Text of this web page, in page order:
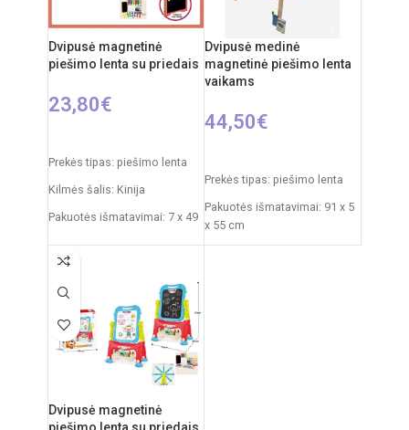
Dvipusė magnetinė
piešimo lenta su priedais
23,80€
Prekės tipas: piešimo lenta
Kilmės šalis: Kinija
Pakuotės išmatavimai: 7 x 49
Produkto išmatavimai: 33,5 x
Rekomenduojamas amžius:
nuo 3 metų
Dvipusė medinė
magnetinė piešimo lenta
vaikams
44,50€
Prekės tipas: piešimo lenta
Pakuotės išmatavimai: 91 x 5
x 55 cm
Dvipusė magnetinė
piešimo lenta su priedais